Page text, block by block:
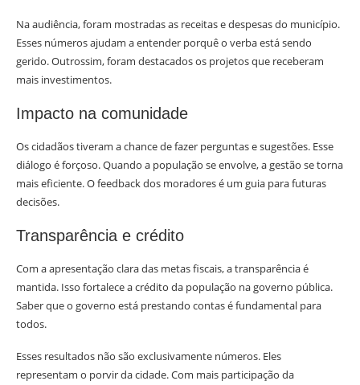
Na audiência, foram mostradas as receitas e despesas do município.
Esses números ajudam a entender porquê o verba está sendo
gerido. Outrossim, foram destacados os projetos que receberam
mais investimentos.
Impacto na comunidade
Os cidadãos tiveram a chance de fazer perguntas e sugestões. Esse
diálogo é forçoso. Quando a população se envolve, a gestão se torna
mais eficiente. O feedback dos moradores é um guia para futuras
decisões.
Transparência e crédito
Com a apresentação clara das metas fiscais, a transparência é
mantida. Isso fortalece a crédito da população na governo pública.
Saber que o governo está prestando contas é fundamental para
todos.
Esses resultados não são exclusivamente números. Eles
representam o porvir da cidade. Com mais participação da